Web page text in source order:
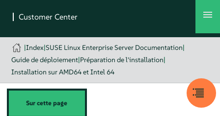
|Index|SUSE Linux Enterprise Server Documentation|
Guide de déploiement|Préparation de l'installation|
Installation sur AMD64 et Intel 64
Sur cette page